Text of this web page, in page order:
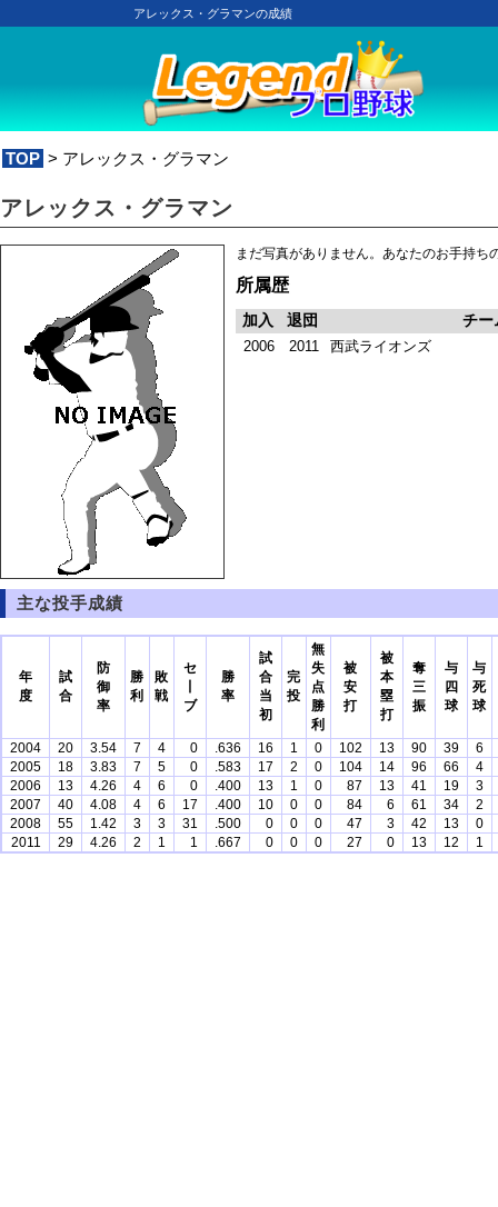
アレックス・グラマンの成績
TOP > アレックス・グラマン
アレックス・グラマン
まだ写真がありません。あなたのお手持ち
所属歴
加入 退団 チー
2006 2011 西武ライオンズ
主な投手成績
年
度
試
合
防
御
率
勝
利
敗
戦
セ
ブ
勝
率
試
合
当
初
完
投
無
失
点
勝
利
被
安
打
被
本
塁
打
奪
三
振
与
四
球
与
死
球
2004 20 3.54 7 4 0 .636 16 1 0 102 13 90 39
6
2005
18 3.83 7 5 0 .583 17 2 0 104 14 96 66
4
2006
13 4.26 4 6 0 .400 13 1 0 87 13 41 19
3
2007
40 4.08 4 6 17 .400 10 0 0 84 6 61 34
2
2008
55 1.42 3 3 31 .500 0 0 0 47 3 42 13
0
2011
29 4.26 2 1 1 .667 0 0 0 27 0 13 12 1